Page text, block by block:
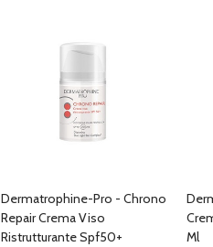
Dermatrophine-Pro - Chrono
Repair Crema Viso
Ristrutturante Spf50+
Ml